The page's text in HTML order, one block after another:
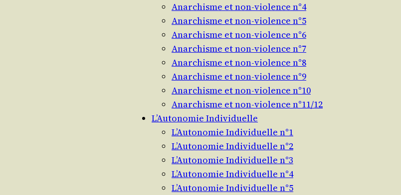
Anarchisme et non-violence n°4
Anarchisme et non-violence n°5
Anarchisme et non-violence n°6
Anarchisme et non-violence n°7
Anarchisme et non-violence n°8
Anarchisme et non-violence n°9
Anarchisme et non-violence n°10
Anarchisme et non-violence n°11/12
L’Autonomie Individuelle
L’Autonomie Individuelle n°1
L’Autonomie Individuelle n°2
L’Autonomie Individuelle n°3
L’Autonomie Individuelle n°4
L’Autonomie Individuelle n°5